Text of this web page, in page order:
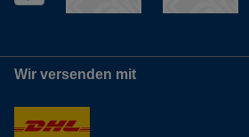
Wir versenden mit